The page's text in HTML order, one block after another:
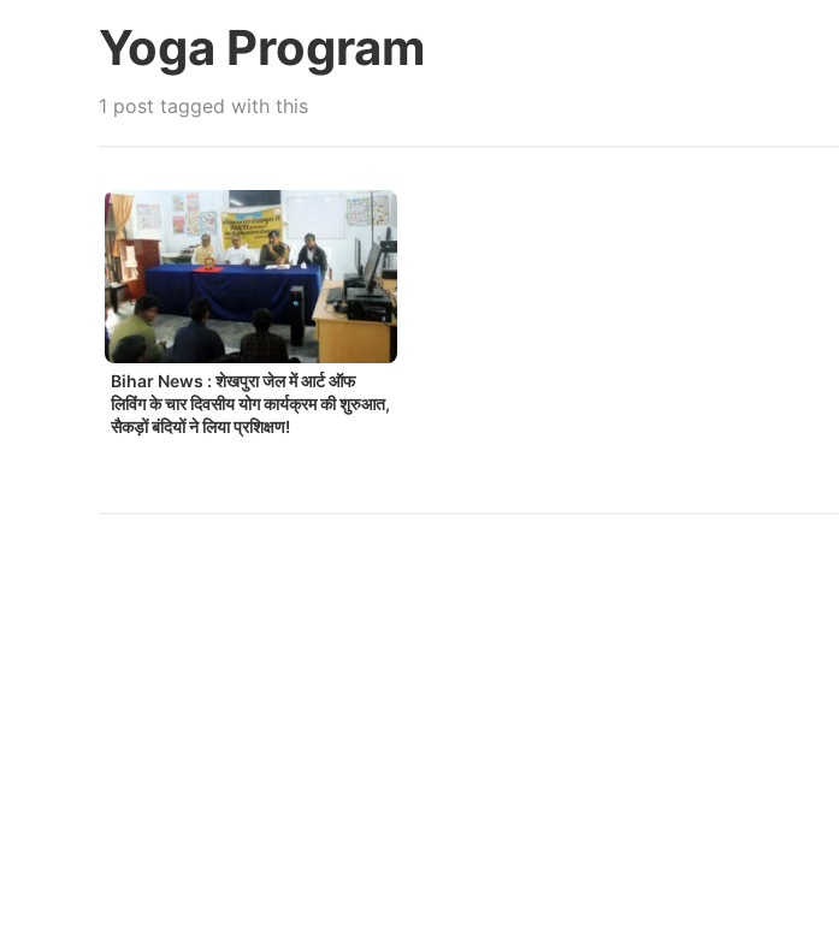
Yoga Program
1 post tagged with this
Bihar News : शेखपुरा जेल में आर्ट ऑफ
लिविंग के चार दिवसीय योग कार्यक्रम की शुरुआत,
सैकड़ों बंदियों ने लिया प्रशिक्षण!